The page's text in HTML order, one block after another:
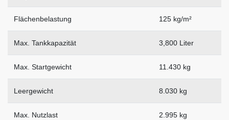
Flächenbelastung 125 kg/m²
Max. Tankkapazität 3,800 Liter
Max. Startgewicht 11.430 kg
Leergewicht 8.030 kg
Max. Nutzlast 2.995 kg